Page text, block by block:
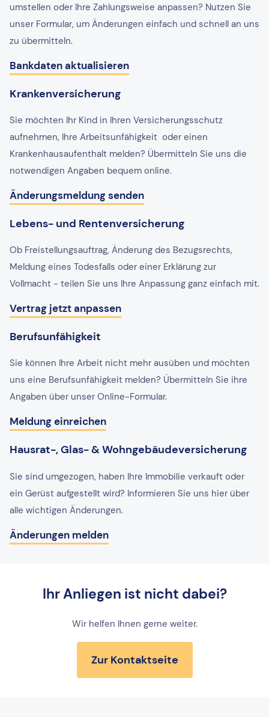
umstellen oder Ihre Zahlungsweise anpassen? Nutzen Sie
unser Formular, um Änderungen einfach und schnell an uns
zu übermitteln.
Bankdaten aktualisieren
Krankenversicherung
Sie möchten Ihr Kind in Ihren Versicherungsschutz
aufnehmen, Ihre Arbeitsunfähigkeit oder einen
Krankenhausaufenthalt melden? Übermitteln Sie uns die
notwendigen Angaben bequem online.
Änderungsmeldung senden
Lebens- und Rentenversicherung
Ob Freistellungsauftrag, Änderung des Bezugsrechts,
Meldung eines Todesfalls oder einer Erklärung zur
Vollmacht - teilen Sie uns Ihre Anpassung ganz einfach mit.
Vertrag jetzt anpassen
Berufsunfähigkeit
Sie können Ihre Arbeit nicht mehr ausüben und möchten
uns eine Berufsunfähigkeit melden? Übermitteln Sie ihre
Angaben über unser Online-Formular.
Meldung einreichen
Hausrat-, Glas- & Wohngebäudeversicherung
Sie sind umgezogen, haben Ihre Immobilie verkauft oder
ein Gerüst aufgestellt wird? Informieren Sie uns hier über
alle wichtigen Änderungen.
Änderungen melden
Ihr Anliegen ist nicht dabei?
Wir helfen Ihnen gerne weiter.
Zur Kontaktseite